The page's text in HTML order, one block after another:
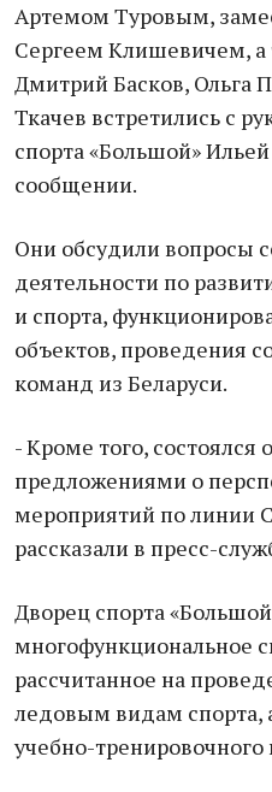
Артемом Туровым,
Сергеем Клишевичем,
Дмитрий Басков, Ольга
Ткачев встретились с
спорта «Большой»
сообщении.
Они обсудили вопросы
деятельности по
и спорта,
объектов, проведения
команд из Беларуси.
- Кроме того,
предложениями о
мероприятий по линии
рассказали в пресс-
Дворец спорта
многофункциональное
рассчитанное на
ледовым видам спорта,
учебно-тренировочного